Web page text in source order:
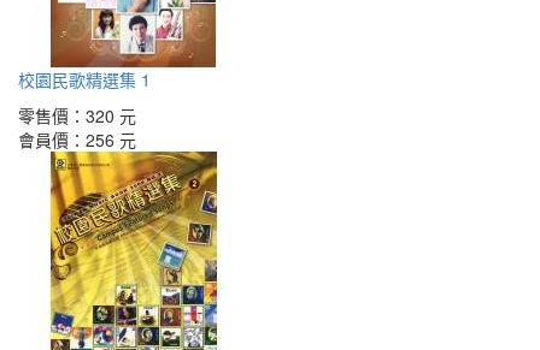
校園民歌精選集 1
零售價： 320 元
會員價： 256 元